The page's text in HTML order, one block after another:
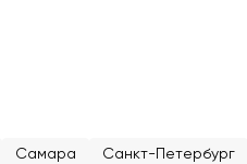
Самара Санкт-Петербург